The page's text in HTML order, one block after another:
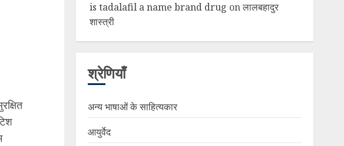
is tadalafil a name brand drug onलालबहादुर
शास्त्री
श्रेणियाँ
अन्य भाषाओं के साहित्यकार
आयुर्वेद